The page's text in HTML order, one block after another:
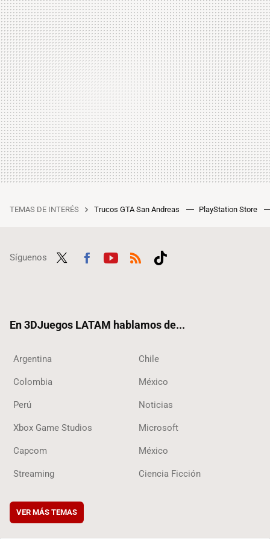
TEMAS DE INTERÉS Trucos GTA San Andreas PlayStation Store
Síguenos
En 3DJuegos LATAM hablamos de...
Argentina Chile
Colombia México
Perú Noticias
Xbox Game Studios Microsoft
Capcom México
Streaming Ciencia Ficción
VER MÁS TEMAS